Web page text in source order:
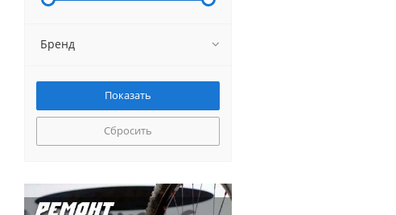
Бренд
Сбросить